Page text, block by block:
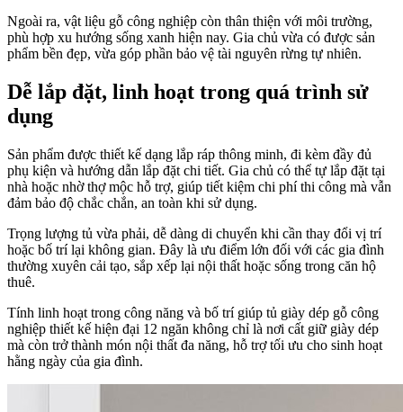
Ngoài ra, vật liệu gỗ công nghiệp còn thân thiện với môi trường,
phù hợp xu hướng sống xanh hiện nay. Gia chủ vừa có được sản
phẩm bền đẹp, vừa góp phần bảo vệ tài nguyên rừng tự nhiên.
Dễ lắp đặt, linh hoạt trong quá trình sử
dụng
Sản phẩm được thiết kế dạng lắp ráp thông minh, đi kèm đầy đủ
phụ kiện và hướng dẫn lắp đặt chi tiết. Gia chủ có thể tự lắp đặt tại
nhà hoặc nhờ thợ mộc hỗ trợ, giúp tiết kiệm chi phí thi công mà vẫn
đảm bảo độ chắc chắn, an toàn khi sử dụng.
Trọng lượng tủ vừa phải, dễ dàng di chuyển khi cần thay đổi vị trí
hoặc bố trí lại không gian. Đây là ưu điểm lớn đối với các gia đình
thường xuyên cải tạo, sắp xếp lại nội thất hoặc sống trong căn hộ
thuê.
Tính linh hoạt trong công năng và bố trí giúp tủ giày dép gỗ công
nghiệp thiết kế hiện đại 12 ngăn không chỉ là nơi cất giữ giày dép
mà còn trở thành món nội thất đa năng, hỗ trợ tối ưu cho sinh hoạt
hằng ngày của gia đình.